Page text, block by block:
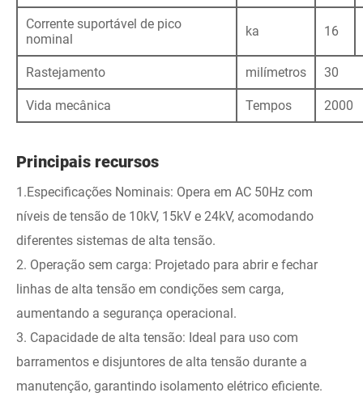
Corrente suportável de pico
nominal
ka 16
Rastejamento milímetros 30
Vida mecânica Tempos 2000
Principais recursos
1.Especificações Nominais: Opera em AC 50Hz com
níveis de tensão de 10kV, 15kV e 24kV, acomodando
diferentes sistemas de alta tensão.
2. Operação sem carga: Projetado para abrir e fechar
linhas de alta tensão em condições sem carga,
aumentando a segurança operacional.
3. Capacidade de alta tensão: Ideal para uso com
barramentos e disjuntores de alta tensão durante a
manutenção, garantindo isolamento elétrico eficiente.